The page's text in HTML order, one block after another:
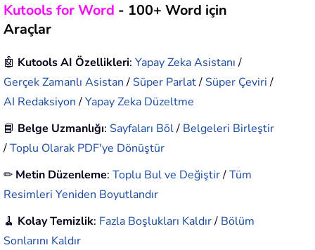
Kutools for Word - 100+ Word için
Araçlar
🤖 Kutools AI Özellikleri: Yapay Zeka Asistanı/
Gerçek Zamanlı Asistan/ Süper Parlat/ Süper Çeviri/
AI Redaksiyon/Yapay Zeka Düzeltme
📘 Belge Uzmanlığı: Sayfaları Böl/ Belgeleri Birleştir
/Toplu Olarak PDF'ye Dönüştür
✏ Metin Düzenleme: Toplu Bul ve Değiştir/Tüm
Resimleri Yeniden Boyutlandır
🧹 Kolay Temizlik: Fazla Boşlukları Kaldır/ Bölüm
Sonlarını Kaldır